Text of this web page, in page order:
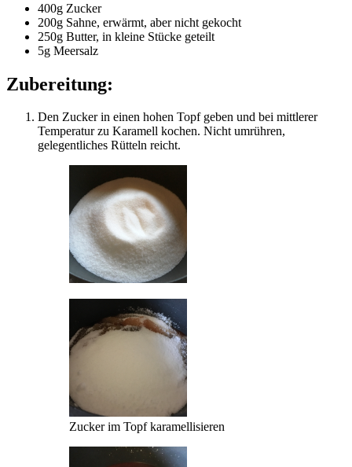
400g Zucker
200g Sahne, erwärmt, aber nicht gekocht
250g Butter, in kleine Stücke geteilt
5g Meersalz
Zubereitung:
Den Zucker in einen hohen Topf geben und bei mittlerer
Temperatur zu Karamell kochen. Nicht umrühren,
gelegentliches Rütteln reicht.
Zucker im Topf karamellisieren